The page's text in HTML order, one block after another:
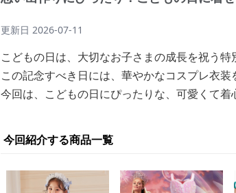
更新日 2026-07-11
こどもの日は、大切なお子さまの成長を祝う特
この記念すべき日には、華やかなコスプレ衣
今回は、こどもの日にぴったりな、可愛くて着
今回紹介する商品一覧